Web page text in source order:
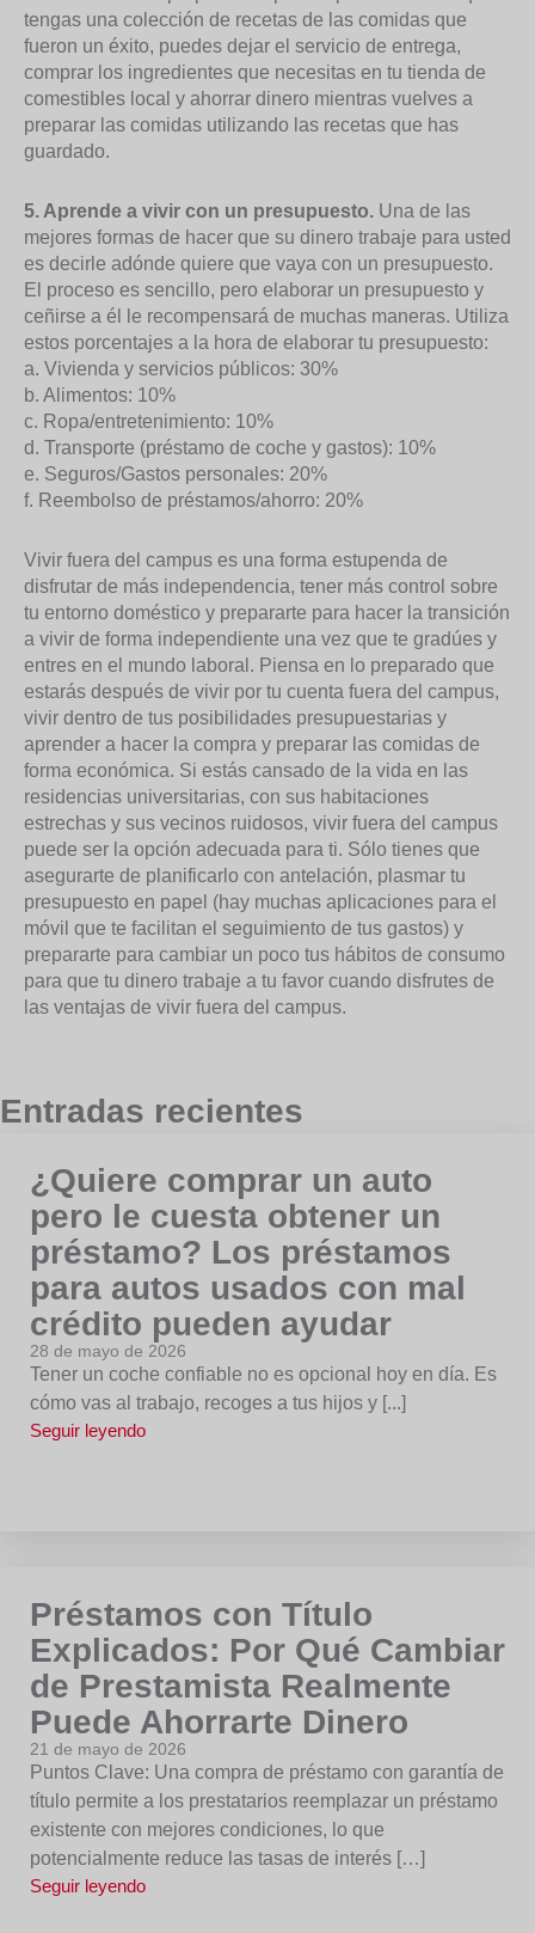
tengas una colección de recetas de las comidas que
fueron un éxito, puedes dejar el servicio de entrega,
comprar los ingredientes que necesitas en tu tienda de
comestibles local y ahorrar dinero mientras vuelves a
preparar las comidas utilizando las recetas que has
guardado.
5. Aprende a vivir con un presupuesto. Una de las
mejores formas de hacer que su dinero trabaje para usted
es decirle adónde quiere que vaya con un presupuesto.
El proceso es sencillo, pero elaborar un presupuesto y
ceñirse a él le recompensará de muchas maneras. Utiliza
estos porcentajes a la hora de elaborar tu presupuesto:
a. Vivienda y servicios públicos: 30%
b. Alimentos: 10%
c. Ropa/entretenimiento: 10%
d. Transporte (préstamo de coche y gastos): 10%
e. Seguros/Gastos personales: 20%
f. Reembolso de préstamos/ahorro: 20%
Vivir fuera del campus es una forma estupenda de
disfrutar de más independencia, tener más control sobre
tu entorno doméstico y prepararte para hacer la transición
a vivir de forma independiente una vez que te gradúes y
entres en el mundo laboral. Piensa en lo preparado que
estarás después de vivir por tu cuenta fuera del campus,
vivir dentro de tus posibilidades presupuestarias y
aprender a hacer la compra y preparar las comidas de
forma económica. Si estás cansado de la vida en las
residencias universitarias, con sus habitaciones
estrechas y sus vecinos ruidosos, vivir fuera del campus
puede ser la opción adecuada para ti. Sólo tienes que
asegurarte de planificarlo con antelación, plasmar tu
presupuesto en papel (hay muchas aplicaciones para el
móvil que te facilitan el seguimiento de tus gastos) y
prepararte para cambiar un poco tus hábitos de consumo
para que tu dinero trabaje a tu favor cuando disfrutes de
las ventajas de vivir fuera del campus.
Entradas recientes
¿Quiere comprar un auto
pero le cuesta obtener un
préstamo? Los préstamos
para autos usados con mal
crédito pueden ayudar
28 de mayo de 2026
Tener un coche confiable no es opcional hoy en día. Es
cómo vas al trabajo, recoges a tus hijos y [...]
Seguir leyendo
Préstamos con Título
Explicados: Por Qué Cambiar
de Prestamista Realmente
Puede Ahorrarte Dinero
21 de mayo de 2026
Puntos Clave: Una compra de préstamo con garantía de
título permite a los prestatarios reemplazar un préstamo
existente con mejores condiciones, lo que
potencialmente reduce las tasas de interés […]
Seguir leyendo